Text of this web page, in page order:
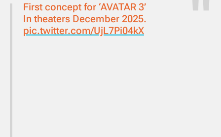
First concept for ‘AVATAR 3’
In theaters December 2025.
pic.twitter.com/UjL7Pi04kX